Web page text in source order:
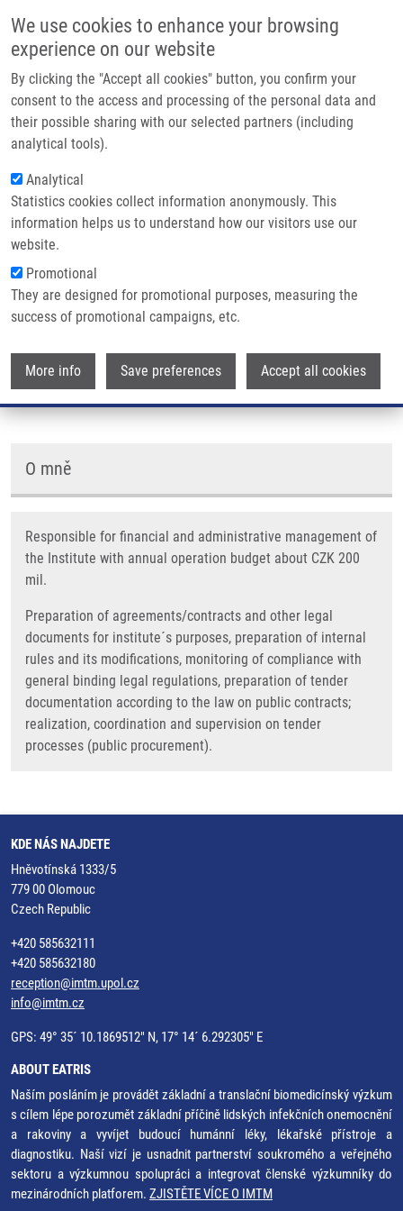
We use cookies to enhance your browsing
experience on our website
By clicking the "Accept all cookies" button, you confirm your
consent to the access and processing of the personal data and
their possible sharing with our selected partners (including
analytical tools).
Analytical
Statistics cookies collect information anonymously. This
information helps us to understand how our visitors use our
website.
Promotional
They are designed for promotional purposes, measuring the
success of promotional campaigns, etc.
More info Save preferences Accept all cookies
Main
Domů
Partner institutions
Technologie a služby
Kontakt
Drobečková navigace
Domů Rybář Arnošt LL.M.
Rybář Arnošt LL.M.
Skupiny: ÚMTM, LEM, PERSONÁL
O mně
Responsible for financial and administrative management of
the Institute with annual operation budget about CZK 200
mil.
Preparation of agreements/contracts and other legal
documents for institute´s purposes, preparation of internal
rules and its modifications, monitoring of compliance with
general binding legal regulations, preparation of tender
documentation according to the law on public contracts;
realization, coordination and supervision on tender
processes (public procurement).
KDE NÁS NAJDETE
Hněvotínská 1333/5
779 00 Olomouc
Czech Republic
+420 585632111
+420 585632180
reception@imtm.upol.cz
info@imtm.cz
GPS: 49° 35´ 10.1869512" N, 17° 14´ 6.292305" E
ABOUT EATRIS
Naším posláním je provádět základní a translační biomedicínský výzkum
s cílem lépe porozumět základní příčině lidských infekčních onemocnění
a rakoviny a vyvíjet budoucí humánní léky, lékařské přístroje a
diagnostiku. Naší vizí je usnadnit partnerství soukromého a veřejného
sektoru a výzkumnou spolupráci a integrovat členské výzkumníky do
mezinárodních platforem. ZJISTĚTE VÍCE O IMTM